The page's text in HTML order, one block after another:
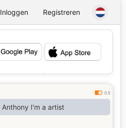
Inloggen Registreren
0.5
Anthony I'm a artist